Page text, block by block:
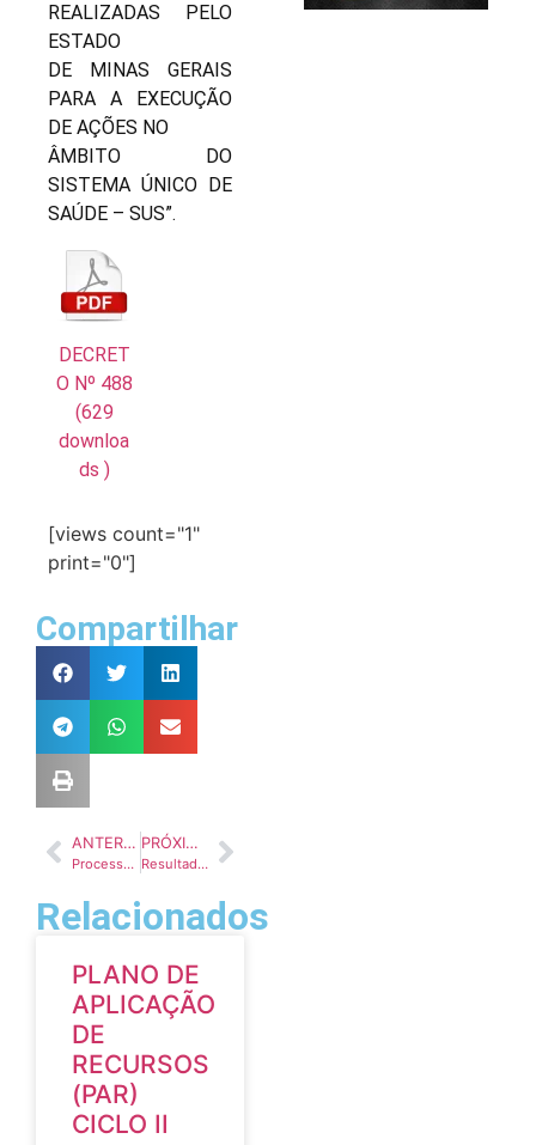
REALIZADAS PELO
ESTADO
DE MINAS GERAIS
PARA A EXECUÇÃO
DE AÇÕES NO
ÂMBITO DO
SISTEMA ÚNICO DE
SAÚDE – SUS”.
DECRET
O Nº 488
(629
downloa
ds )
[views count="1"
print="0"]
Compartilhar
ANTERIOR
Processo Licitatório 069/2024 – Pregão Eletrônico 022/2024
PRÓXIMO
Resultado das Propostas Habilitadas e Aprovadas da Cultura
Relacionados
PLANO DE
APLICAÇÃO
DE
RECURSOS
(PAR)
CICLO II